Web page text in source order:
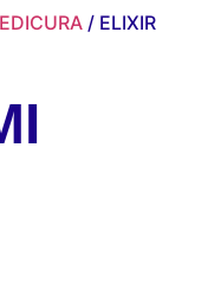
/ ELIXIR